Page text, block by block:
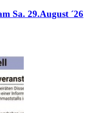
Sa. 29.August ´26